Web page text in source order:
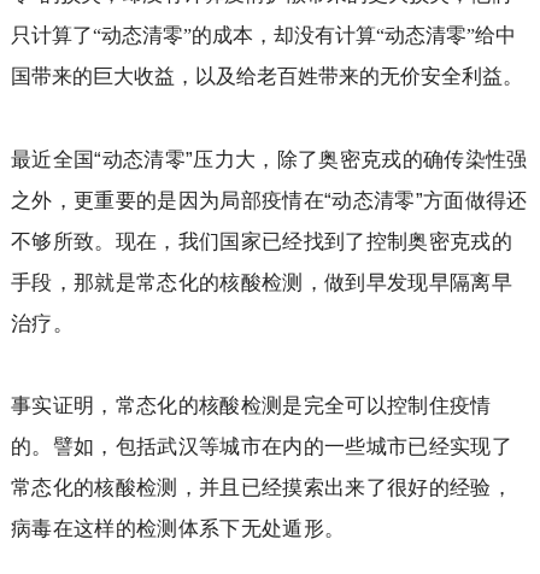
只计算了“动态清零”的成本，却没有计算“动态清零”给中
国带来的巨大收益，以及给老百姓带来的无价安全利益。
最近全国“动态清零”压力大，除了奥密克戎的确传染性强
之外，更重要的是因为局部疫情在“动态清零”方面做得还
不够所致。现在，我们国家已经找到了控制奥密克戎的
手段，那就是常态化的核酸检测，做到早发现早隔离早
治疗。
事实证明，常态化的核酸检测是完全可以控制住疫情
的。譬如，包括武汉等城市在内的一些城市已经实现了
常态化的核酸检测，并且已经摸索出来了很好的经验，
病毒在这样的检测体系下无处遁形。